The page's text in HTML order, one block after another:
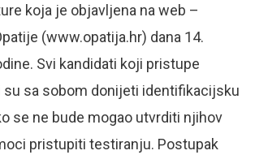
koja je objavljena na web –
(www.opatija.hr) dana 14.
Svi kandidati koji pristupe
sa sobom donijeti identifikacijsku
se ne bude mogao utvrditi njihov
pristupiti testiranju. Postupak